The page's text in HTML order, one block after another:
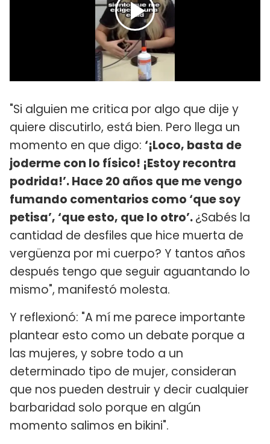
"Si alguien me critica por algo que dije y
quiere discutirlo, está bien. Pero llega un
momento en que digo: ‘¡Loco, basta de
joderme con lo físico! ¡Estoy recontra
podrida!’. Hace 20 años que me vengo
fumando comentarios como ‘que soy
petisa’, ‘que esto, que lo otro’.¿Sabés la
cantidad de desfiles que hice muerta de
vergüenza por mi cuerpo? Y tantos años
después tengo que seguir aguantando lo
mismo", manifestó molesta.
Y reflexionó: "A mí me parece importante
plantear esto como un debate porque a
las mujeres, y sobre todo a un
determinado tipo de mujer, consideran
que nos pueden destruir y decir cualquier
barbaridad solo porque en algún
momento salimos en bikini".